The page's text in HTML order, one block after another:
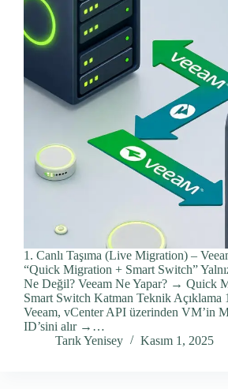
1. Canlı Taşıma (Live Migration) –
“Quick Migration + Smart Switch”
Ne Değil? Veeam Ne Yapar? → Quick
Smart Switch Katman Teknik Açıklama
Veeam, vCenter API üzerinden VM’in
ID’sini alır →…
Tarık Yenisey
Kasım 1, 2025